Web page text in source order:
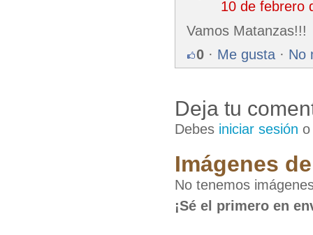
10 de febrero
Vamos Matanzas!!!
0 · Me gusta · No
Deja tu
Debes iniciar sesión
Imágenes
No tenemos
¡Sé el primero en